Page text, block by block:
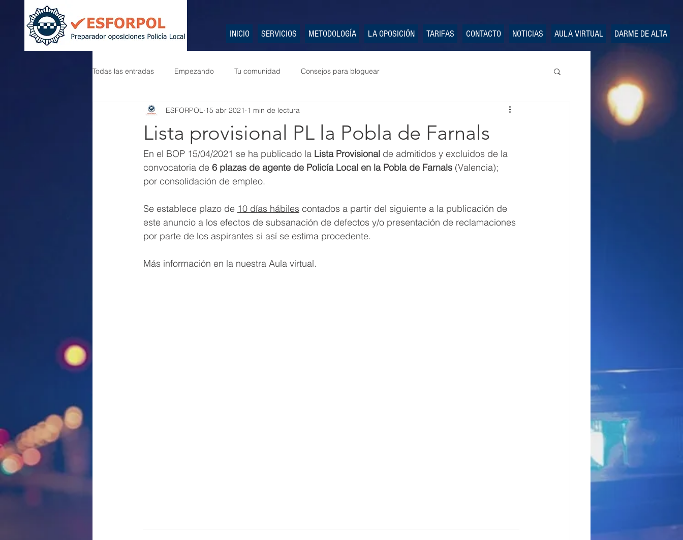
INICIO SERVICIOS METODOLOGÍA LA OPOSICIÓN TARIFAS CONTACTO NOTICIAS AULA VIRTUAL DARME DE ALTA
Todas las entradas Empezando Tu comunidad Consejos para bloguear
Lista provisional PL la Pobla de Farnals
ESFORPOL 15 abr 2021 1 min de lectura
En el BOP 15/04/2021 se ha publicado la Lista Provisional de admitidos y excluidos de la
convocatoria de 6 plazas de agente de Policía Local en la Pobla de Farnals (Valencia);
por consolidación de empleo.
Se establece plazo de 10 días hábiles contados a partir del siguiente a la publicación de
este anuncio a los efectos de subsanación de defectos y/o presentación de reclamaciones
por parte de los aspirantes si así se estima procedente.
Más información en la nuestra Aula virtual.